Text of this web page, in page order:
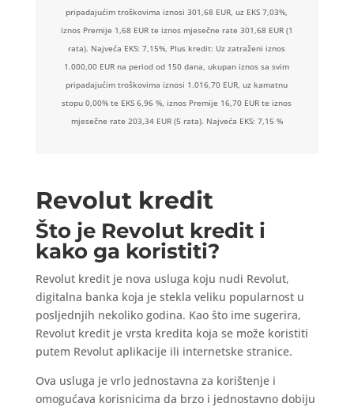
pripadajućim troškovima iznosi 301,68 EUR, uz EKS 7,03%,
iznos Premije 1,68 EUR te iznos mjesečne rate 301,68 EUR (1
rata). Najveća EKS: 7,15%, Plus kredit: Uz zatraženi iznos
1.000,00 EUR na period od 150 dana, ukupan iznos sa svim
pripadajućim troškovima iznosi 1.016,70 EUR, uz kamatnu
stopu 0,00% te EKS 6,96 %, iznos Premije 16,70 EUR te iznos
mjesečne rate 203,34 EUR (5 rata). Najveća EKS: 7,15 %
Revolut kredit
Što je Revolut kredit i
kako ga koristiti?
Revolut kredit je nova usluga koju nudi Revolut,
digitalna banka koja je stekla veliku popularnost u
posljednjih nekoliko godina. Kao što ime sugerira,
Revolut kredit je vrsta kredita koja se može koristiti
putem Revolut aplikacije ili internetske stranice.
Ova usluga je vrlo jednostavna za korištenje i
omogućava korisnicima da brzo i jednostavno dobiju